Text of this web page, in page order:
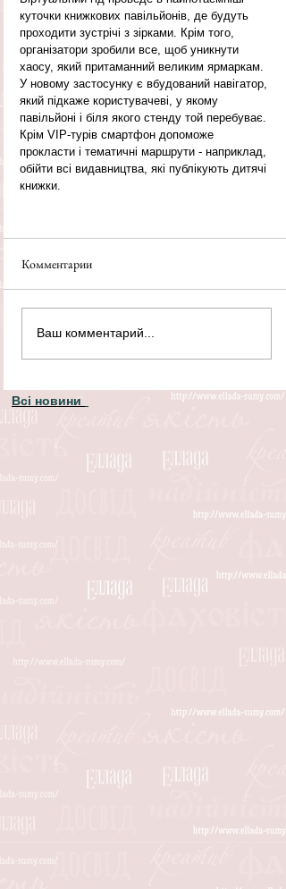
куточки книжкових павільйонів, де будуть
проходити зустрічі з зірками. Крім того,
організатори зробили все, щоб уникнути
хаосу, який притаманний великим ярмаркам.
У новому застосунку є вбудований навігатор,
який підкаже користувачеві, у якому
павільйоні і біля якого стенду той перебуває.
Крім VIP-турів смартфон допоможе
прокласти і тематичні маршрути - наприклад,
обійти всі видавництва, які публікують дитячі
книжки.
Комментарии
Ваш комментарий...
Всі новини